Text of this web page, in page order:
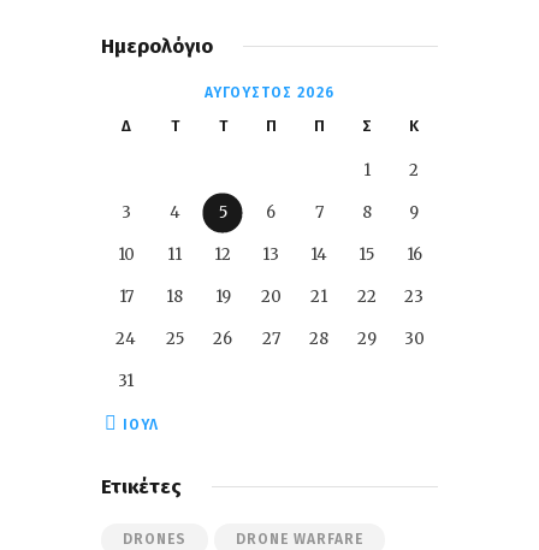
Ημερολόγιο
ΑΎΓΟΥΣΤΟΣ 2026
Δ Τ Τ Π Π Σ Κ
1 2
3 4 5 6 7 8 9
10 11 12 13 14 15 16
17 18 19 20 21 22 23
24 25 26 27 28 29 30
31
« ΙΟΎΛ
Ετικέτες
DRONES DRONE WARFARE